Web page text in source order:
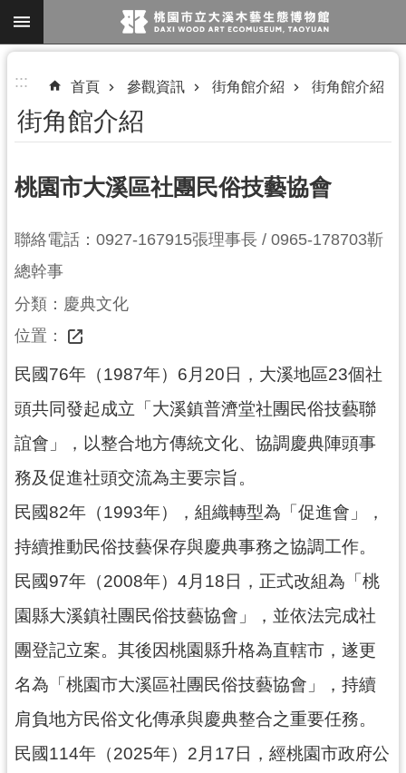
跳到主要內容區塊
階
搜
尋
參
資
訊
展
便
民
服
動
研
究
學
習
資
源
認
識
木
::: 首頁 參觀資訊 街角館介紹 街角館介紹
街角館介紹
桃園市大溪區社團民俗技藝協會
聯絡電話：0927-167915張理事長 / 0965-178703靳
總幹事
分類：慶典文化
位置：
民國76年（1987年）6月20日，大溪地區23個社
頭共同發起成立「大溪鎮普濟堂社團民俗技藝聯
誼會」，以整合地方傳統文化、協調慶典陣頭事
務及促進社頭交流為主要宗旨。
民國82年（1993年），組織轉型為「促進會」，
持續推動民俗技藝保存與慶典事務之協調工作。
民國97年（2008年）4月18日，正式改組為「桃
園縣大溪鎮社團民俗技藝協會」，並依法完成社
團登記立案。其後因桃園縣升格為直轄市，遂更
名為「桃園市大溪區社團民俗技藝協會」，持續
肩負地方民俗文化傳承與慶典整合之重要任務。
民國114年（2025年）2月17日，經桃園市政府公